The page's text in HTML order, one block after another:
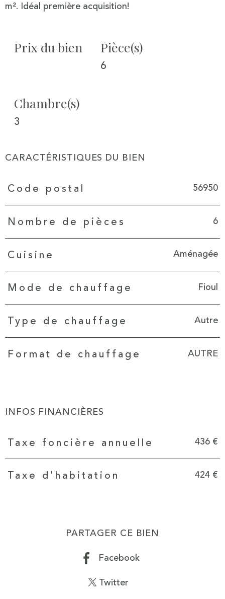
Prix du bien Pièce(s)
6
Chambre(s)
3
CARACTÉRISTIQUES DU BIEN
Caractéristiques Valeurs
Code postal 56950
Nombre de pièces 6
Cuisine Aménagée
Mode de chauffage Fioul
Type de chauffage Autre
Format de chauffage AUTRE
INFOS FINANCIÈRES
Caractéristiques Valeurs
Taxe foncière annuelle 436 €
Taxe d'habitation 424 €
PARTAGER CE BIEN
Facebook
Twitter